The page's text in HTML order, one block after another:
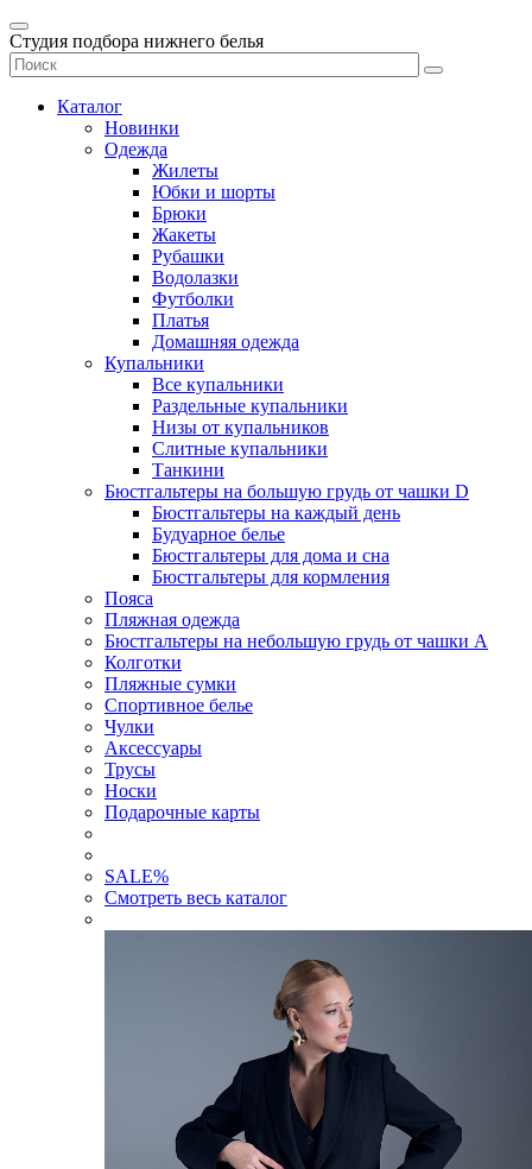
Студия подбора нижнего белья
Каталог
Новинки
Одежда
Жилеты
Юбки и шорты
Брюки
Жакеты
Рубашки
Водолазки
Футболки
Платья
Домашняя одежда
Купальники
Все купальники
Раздельные купальники
Низы от купальников
Слитные купальники
Танкини
Бюстгальтеры на большую грудь от чашки D
Бюстгальтеры на каждый день
Будуарное белье
Бюстгальтеры для дома и сна
Бюстгальтеры для кормления
Пояса
Пляжная одежда
Бюстгальтеры на небольшую грудь от чашки А
Колготки
Пляжные сумки
Спортивное белье
Чулки
Аксессуары
Трусы
Носки
Подарочные карты
SALE%
Смотреть весь каталог